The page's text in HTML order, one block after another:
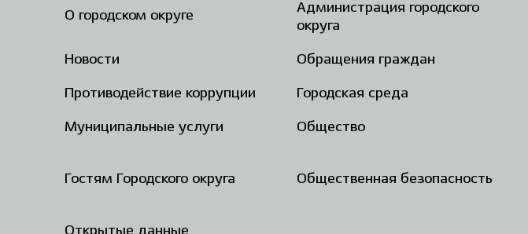
О городском округе
Администрация городского
округа
Новости Обращения граждан
Противодействие коррупции Городская среда
Муниципальные услуги Общество
Гостям Городского округа Общественная безопасность
Открытые данные